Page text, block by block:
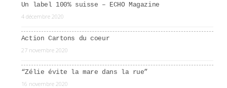
Un label 100% suisse – ECHO Magazine
4 décembre 2020
Action Cartons du coeur
27 novembre 2020
“Zélie évite la mare dans la rue”
16 novembre 2020